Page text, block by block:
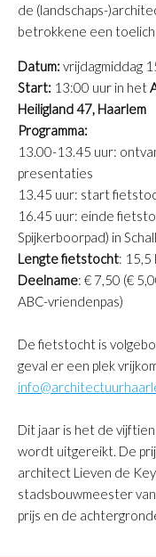
de (landschaps-
betrokkene een
Datum: vrijdagmiddag
Start: 13:00 uur in het
Heiligland 47, Haarlem
Programma:
13.00-13.45 uur:
presentaties
13.45 uur: start
16.45 uur: einde
Spijkerboorpad) in
Lengte fietstocht: 15,5
Deelname: € 7,50 (€
ABC-vriendenpas)
De fietstocht is
geval er een plek
Dit jaar is het de
wordt uitgereikt. De
architect Lieven de
stadsbouwmeester
prijs en de